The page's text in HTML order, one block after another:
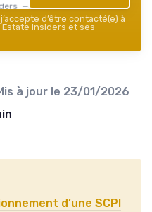
— 2026
d’être contacté(e) à
Insiders et ses
à jour le 23/01/2026
d’une SCPI